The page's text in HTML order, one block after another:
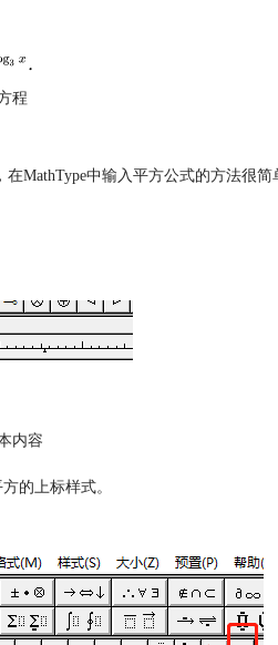
程
MathType中输入平方公式的方法很
内容
的上标样式。